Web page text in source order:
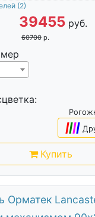
(2)
39455 руб.
60700 р.
||||
Купить
Орматек